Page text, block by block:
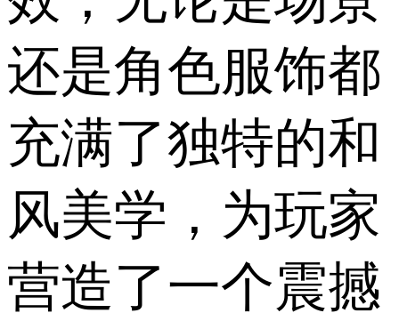
还是角色服饰都
充满了独特的和
风美学，为玩家
营造了一个震撼